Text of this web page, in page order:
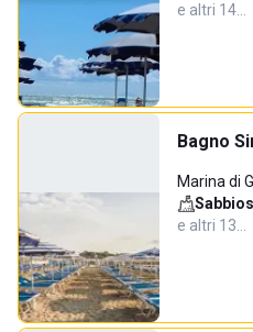
e altri 14…
Bagno
Marina di
e altri 13…